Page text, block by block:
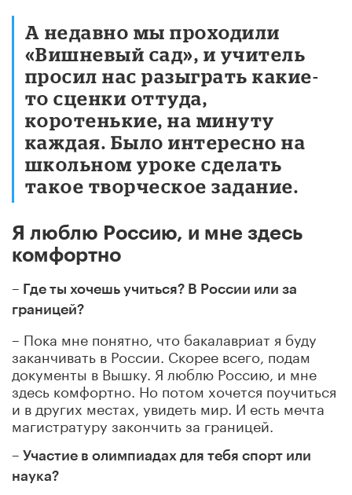
А недавно мы проходили
«Вишневый сад», и учитель
просил нас разыграть какие-
то сценки оттуда,
коротенькие, на минуту
каждая. Было интересно на
школьном уроке сделать
такое творческое задание.
Я люблю Россию, и мне здесь
комфортно
– Где ты хочешь учиться? В России или за
границей?
– Пока мне понятно, что бакалавриат я буду
заканчивать в России. Скорее всего, подам
документы в Вышку. Я люблю Россию, и мне
здесь комфортно. Но потом хочется поучиться
и в других местах, увидеть мир. И есть мечта
магистратуру закончить за границей.
– Участие в олимпиадах для тебя спорт или
наука?